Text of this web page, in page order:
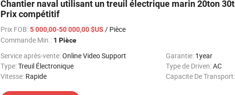
Chantier naval utilisant un treuil électrique marin 20ton
Prix compétitif
Prix FOB:5 000,00-50 000,00 $US / Pièce
Commande Min.: 1 Pièce
Service après-vente:Online Video Support Garantie: 1year
Type:Treuil Électronique Type de Driven:AC
Vitesse: Rapide Capacite De Transport: